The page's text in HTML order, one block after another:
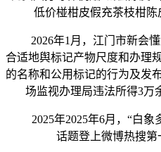
低价椪柑皮假充茶枝柑陈
2026年1月，江门市新会懂
合适地舆标记产物尺度和办理
的名称和公用标记的行为及发
场监视办理局违法所得3万
2025年2025年6月，“白象
话题登上微博热搜第